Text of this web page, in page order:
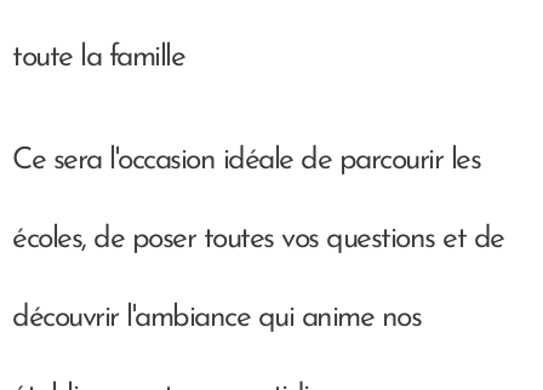
toute la famille
Ce sera l'occasion idéale de parcourir les
écoles, de poser toutes vos questions et de
découvrir l'ambiance qui anime nos